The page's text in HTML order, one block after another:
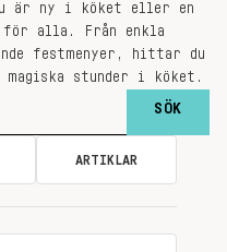
är ny i köket eller en
för alla. Från enkla
festmenyer, hittar du
stunder i köket.
ARTIKLAR